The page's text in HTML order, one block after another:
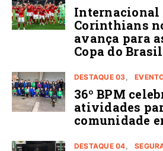
Internacional
Corinthians
avança para
Copa do Brasil
DESTAQUE 03
36º BPM
atividades
comunidade
DESTAQUE 04